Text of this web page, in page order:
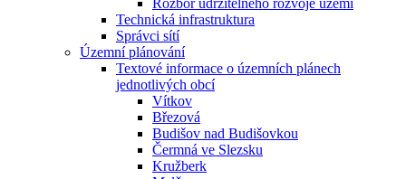
Rozbor udržitelného rozvoje území
Technická infrastruktura
Správci sítí
Územní plánování
Textové informace o územních plánech
jednotlivých obcí
Vítkov
Březová
Budišov nad Budišovkou
Čermná ve Slezsku
Kružberk